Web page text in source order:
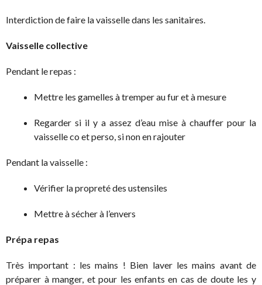
Interdiction de faire la vaisselle dans les sanitaires.
Vaisselle collective
Pendant le repas :
Mettre les gamelles à tremper au fur et à mesure
Regarder si il y a assez d’eau mise à chauffer pour la
vaisselle co et perso, si non en rajouter
Pendant la vaisselle :
Vérifier la propreté des ustensiles
Mettre à sécher à l’envers
Prépa repas
Très important : les mains ! Bien laver les mains avant de
préparer à manger, et pour les enfants en cas de doute les y